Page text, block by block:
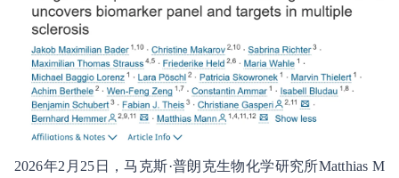
2026年2月25日，马克斯·普朗克生物化学研究所Matthias M